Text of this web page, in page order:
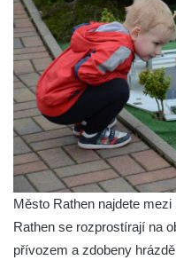
Město Rathen najdete
Rathen se rozprostírají na
přívozem a zdobeny